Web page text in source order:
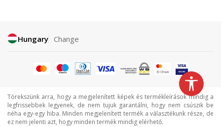
Hungary Change
Törekszünk arra, hogy a megjelenített képek és termékleírások mindig a
legfrissebbek legyenek, de nem tujuk garantálni, hogy nem csúszik be
néha egy-egy hiba. Minden megjelenített termék a választékunk része, de
ez nem jelenti azt, hogy minden termék mindig elérhető.